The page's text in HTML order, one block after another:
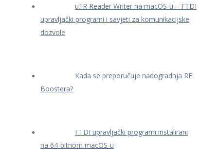
uFR Reader Writer na macOS-u – FTDI
upravljački programi i savjeti za komunikacijske
dozvole
Kada se preporučuje nadogradnja RF
Boostera?
FTDI upravljački programi instalirani
na 64-bitnom macOS-u